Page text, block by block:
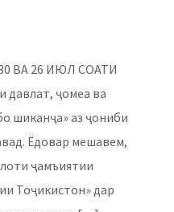
ВА 26 ИЮЛ СОАТИ
давлат, ҷомеа ва
шиканҷа» аз ҷониби
Ёдовар мешавем,
ҷамъиятии
Тоҷикистон» дар